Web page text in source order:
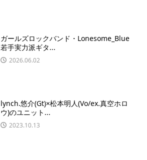
ガールズロックバンド・Lonesome_Blue
若手実力派ギタ...
2026.06.02
lynch.悠介(Gt)×松本明人(Vo/ex.真空ホロ
ウ)のユニット...
2023.10.13